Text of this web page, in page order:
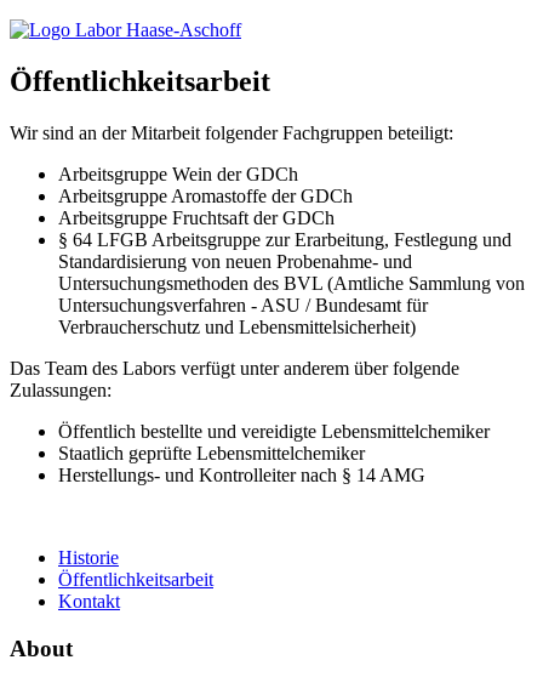
Öffentlichkeitsarbeit
Wir sind an der Mitarbeit folgender Fachgruppen beteiligt:
Arbeitsgruppe Wein der GDCh
Arbeitsgruppe Aromastoffe der GDCh
Arbeitsgruppe Fruchtsaft der GDCh
§ 64 LFGB Arbeitsgruppe zur Erarbeitung, Festlegung und
Standardisierung von neuen Probenahme- und
Untersuchungsmethoden des BVL (Amtliche Sammlung von
Untersuchungsverfahren - ASU / Bundesamt für
Verbraucherschutz und Lebensmittelsicherheit)
Das Team des Labors verfügt unter anderem über folgende
Zulassungen:
Öffentlich bestellte und vereidigte Lebensmittelchemiker
Staatlich geprüfte Lebensmittelchemiker
Herstellungs- und Kontrolleiter nach § 14 AMG
Historie
Öffentlichkeitsarbeit
Kontakt
About